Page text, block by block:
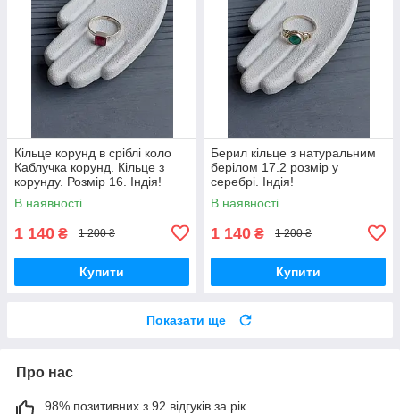
Кільце корунд в сріблі коло
Каблучка корунд. Кільце з
корунду. Розмір 16. Індія!
В наявності
1 140 ₴ 1 200 ₴
Купити
Берил кільце з натуральним
берілом 17.2 розмір у
серебрі. Індія!
В наявності
1 140 ₴ 1 200 ₴
Купити
Показати ще
Про нас
98% позитивних з 92 відгуків за рік